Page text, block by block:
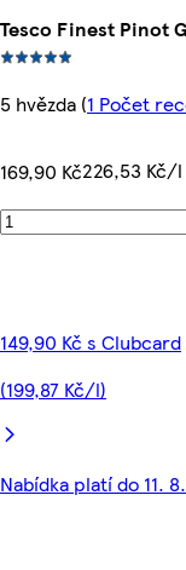
Tesco Finest Pinot
5 hvězda (1 Počet
169,90 Kč226,53 Kč/l
149,90 Kč s Clubcard
(199,87 Kč/l)
Nabídka platí do 11.